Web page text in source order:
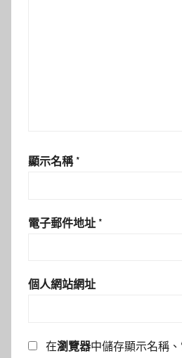
顯示名稱 *
電子郵件地址 *
個人網站網址
在瀏覽器中儲存顯示名稱